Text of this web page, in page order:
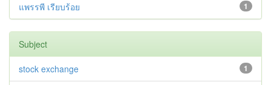
1
แพรรพี เรียบร้อย
Subject
1
stock exchange